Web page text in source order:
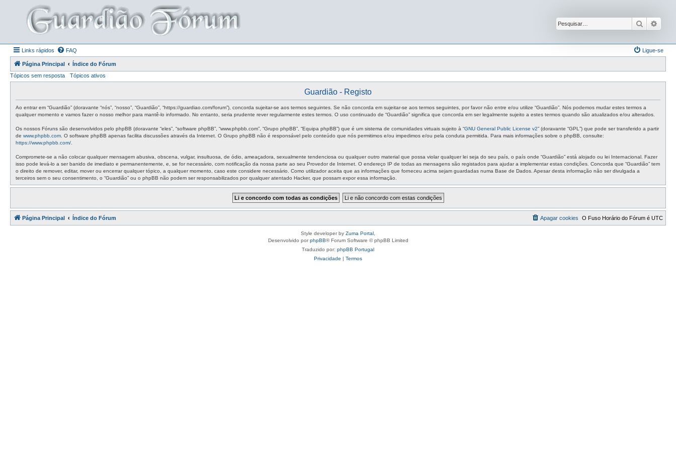
Pesquisar
Links rápidos FAQ Ligue-se
Página Principal
Índice do Fórum
Tópicos sem resposta
Tópicos ativos
Guardião - Registo
Ao entrar em “Guardião” (doravante “nós”, “nosso”, “Guardião”, “https://guardiao.com/forum”), concorda sujeitar-se aos termos seguintes. Se não concorda em sujeitar-se aos termos seguintes, por favor não entre e/ou utilize “Guardião”. Nós podemos mudar estes termos a
qualquer momento e vamos fazer o nosso melhor para mantê-lo informado. No entanto, seria prudente rever regularmente estes termos. O uso continuado de “Guardião” significa que concorda em ser legalmente sujeito a estes termos quando são atualizados e/ou alterados.
Os nossos Fóruns são desenvolvidos pelo phpBB (doravante “eles”, “software phpBB”, “www.phpbb.com”, “Grupo phpBB”, “Equipa phpBB”) que é um sistema de comunidades virtuais sujeito à “GNU General Public License v2” (doravante “GPL”) que pode ser transferido a partir
de www.phpbb.com . O software phpBB apenas facilita discussões através da Internet. O Grupo phpBB não é responsável pelo conteúdo que nós permitimos e/ou impedimos e/ou pela conduta permitida. Para mais informações sobre o phpBB, consulte:
https://www.phpbb.com/
Compromete-se a não colocar qualquer mensagem abusiva, obscena, vulgar, insultuosa, de ódio, ameaçadora, sexualmente tendenciosa ou qualquer outro material que possa violar qualquer lei seja do seu país, o país onde “Guardião” está alojado ou lei Internacional. Fazer
isso pode levá-lo a ser banido de imediato e permanentemente, e, se for necessário, com notificação da nossa parte ao seu Provedor de Internet. O endereço IP de todas as mensagens são registados para ajudar a implementar estas condições. Concorda que “Guardião” tem
o direito de remover, editar, mover ou encerrar qualquer tópico, a qualquer momento, caso este considere necessário. Como utilizador aceita que as informações que forneceu acima sejam guardadas numa Base de Dados. Apesar desta informação não ser divulgada a
terceiros sem o seu consentimento, o “Guardião” ou o phpBB não podem ser responsabilizados por qualquer atentado Hacker, que possam expor essa informação.
Página Principal Índice do Fórum O Fuso Horário do Fórum é UTC
Apagar cookies
Style developer by Zuma Portal
Desenvolvido porphpBB® Forum Software © phpBB Limited
Traduzido por: phpBB Portugal
Privacidade | Termos